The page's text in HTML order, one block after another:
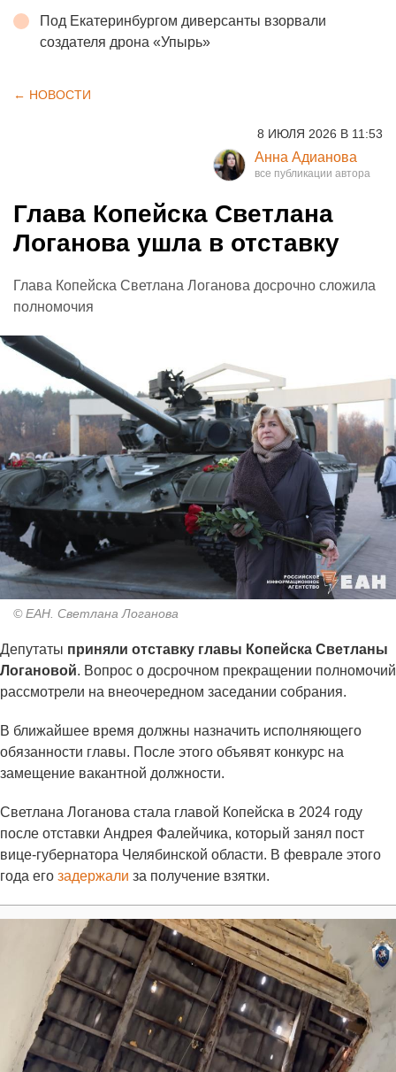
Под Екатеринбургом диверсанты взорвали
создателя дрона «Упырь»
← НОВОСТИ
8 ИЮЛЯ 2026 В 11:53
Анна Адианова
Глава Копейска Светлана
Логанова ушла в отставку
Глава Копейска Светлана Логанова досрочно сложила
полномочия
© ЕАН. Светлана Логанова
Депутаты приняли отставку главы Копейска Светланы
Логановой. Вопрос о досрочном прекращении полномочий
рассмотрели на внеочередном заседании собрания.
В ближайшее время должны назначить исполняющего
обязанности главы. После этого объявят конкурс на
замещение вакантной должности.
Светлана Логанова стала главой Копейска в 2024 году
после отставки Андрея Фалейчика, который занял пост
вице-губернатора Челябинской области. В феврале этого
года его задержали за получение взятки.